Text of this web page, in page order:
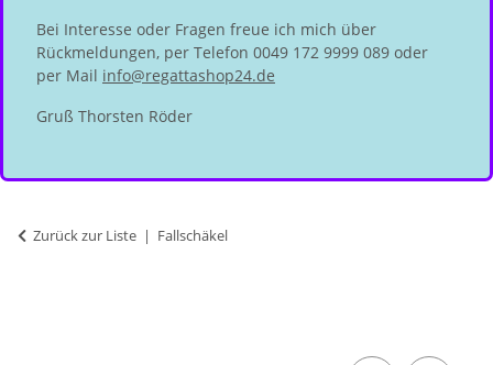
Bei Interesse oder Fragen freue ich mich über
Rückmeldungen, per Telefon 0049 172 9999 089 oder
per Mail info@regattashop24.de
Gruß Thorsten Röder
Zurück zur Liste Fallschäkel